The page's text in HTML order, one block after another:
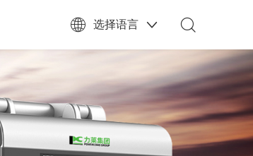
选择语言